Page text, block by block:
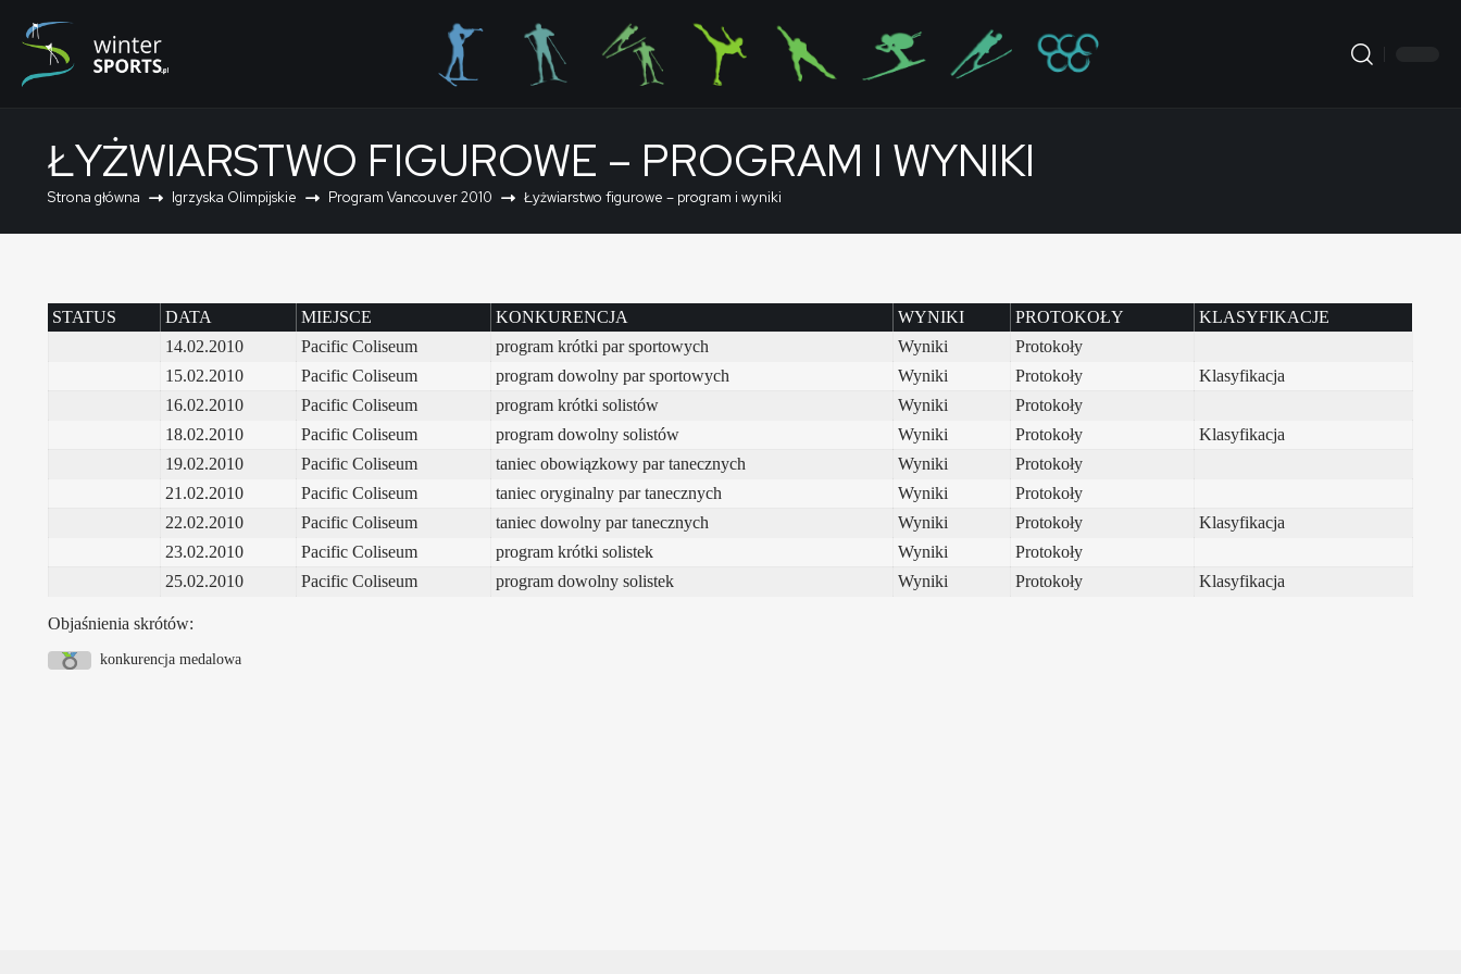
ŁYŻWIARSTWO FIGUROWE – PROGRAM I WYNIKI
Strona główna Igrzyska Olimpijskie Program Vancouver 2010 Łyżwiarstwo figurowe – program i wyniki
STATUS DATA MIEJSCE KONKURENCJA WYNIKI PROTOKOŁY
KLASYFIKACJE
14.02.2010
Pacific Coliseum program krótki par sportowych Wyniki
Protokoły
15.02.2010
Pacific Coliseum program dowolny par sportowych Wyniki Protokoły
Klasyfikacja
16.02.2010
Pacific Coliseum program krótki solistów Wyniki
Protokoły
18.02.2010
Pacific Coliseum program dowolny solistów Wyniki Protokoły
Klasyfikacja
19.02.2010
Pacific Coliseum taniec obowiązkowy par tanecznych Wyniki
Protokoły
21.02.2010
Pacific Coliseum taniec oryginalny par tanecznych Wyniki
Protokoły
22.02.2010
Pacific Coliseum taniec dowolny par tanecznych Wyniki Protokoły
Klasyfikacja
23.02.2010
Pacific Coliseum program krótki solistek Wyniki
Protokoły
25.02.2010
Pacific Coliseum program dowolny solistek Wyniki Protokoły Klasyfikacja
Objaśnienia skrótów:
konkurencja medalowa